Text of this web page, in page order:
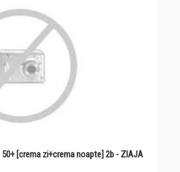
[crema zi+crema noapte] 2b - ZIAJA